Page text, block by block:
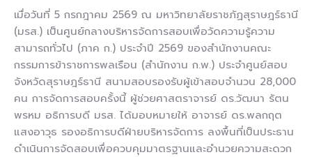
เมื่อวันที่ 5 กรกฎาคม 2569 ณ มหาวิทยาลัยราชภัฏสุราษฎร์ธานี
(มรส.) เป็นศูนย์กลางบริหารจัดการสอบเพื่อวัดความรู้ความ
สามารถทั่วไป (ภาค ก.) ประจำปี 2569 ของสำนักงานคณะ
กรรมการข้าราชการพลเรือน (สำนักงาน ก.พ.) ประจำศูนย์สอบ
จังหวัดสุราษฎร์ธานี สนามสอบรองรับผู้เข้าสอบจำนวน 28,000
คน การจัดการสอบครั้งนี้ ผู้ช่วยศาสตราจารย์ ดร.วัฒนา รัตน
พรหม อธิการบดี มรส. ได้มอบหมายให้ อาจารย์ ดร.พลกฤต
แสงอาวุธ รองอธิการบดีฝ่ายบริหารจัดการ ลงพื้นที่เป็นประธาน
ดำเนินการจัดสอบเพื่อควบคุมมาตรฐานและอำนวยความสะดวก